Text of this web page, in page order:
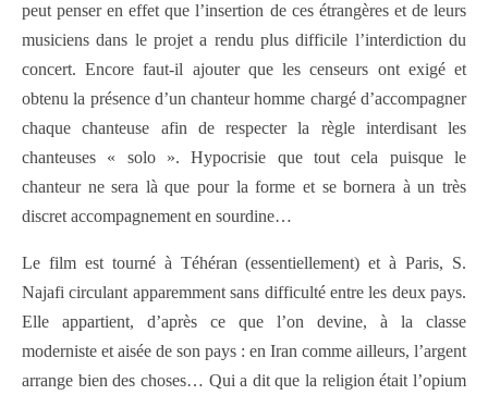
peut penser en effet que l’insertion de ces étrangères et de leurs
musiciens dans le projet a rendu plus difficile l’interdiction du
concert. Encore faut-il ajouter que les censeurs ont exigé et
obtenu la présence d’un chanteur homme chargé d’accompagner
chaque chanteuse afin de respecter la règle interdisant les
chanteuses « solo ». Hypocrisie que tout cela puisque le
chanteur ne sera là que pour la forme et se bornera à un très
discret accompagnement en sourdine…
Le film est tourné à Téhéran (essentiellement) et à Paris, S.
Najafi circulant apparemment sans difficulté entre les deux pays.
Elle appartient, d’après ce que l’on devine, à la classe
moderniste et aisée de son pays : en Iran comme ailleurs, l’argent
arrange bien des choses… Qui a dit que la religion était l’opium